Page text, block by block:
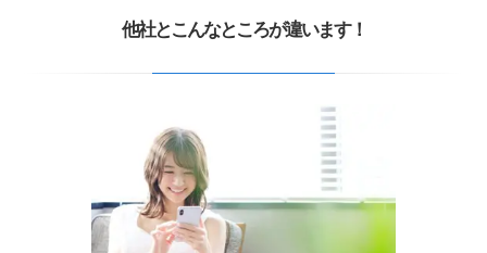
他社とこんなところが違います！